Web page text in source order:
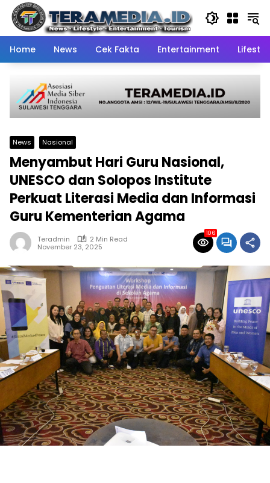
Skip
content
Home
News Cek Fakta Entertainment
News Nasional
Menyambut Hari Guru Nasional,
UNESCO dan Solopos Institute
Perkuat Literasi Media dan Informasi
Guru Kementerian Agama
Teradmin
2 Min Read
November 23, 2025
106